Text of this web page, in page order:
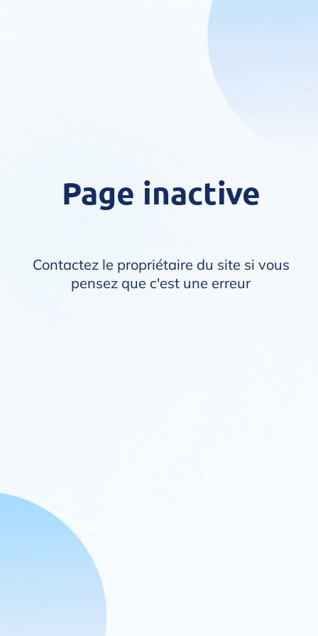
Page inactive
Contactez le propriétaire du site si vous
pensez que c'est une erreur